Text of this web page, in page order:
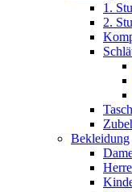
1.
2.
Bekleidung